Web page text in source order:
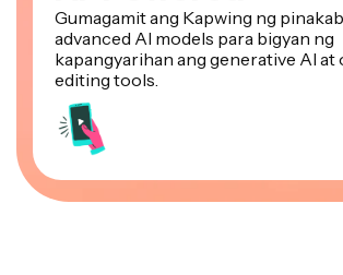
advanced AI models para bigyan ng
kapangyarihan ang generative AI at
editing tools.